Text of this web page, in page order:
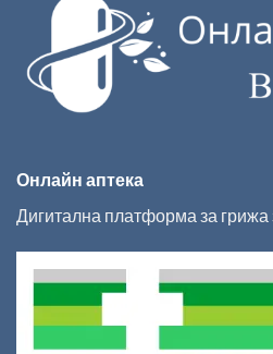
Онлайн аптека
Дигитална платформа за грижа